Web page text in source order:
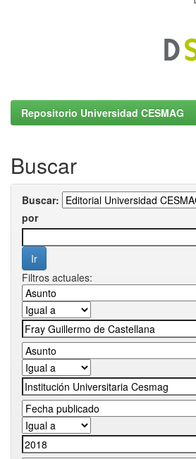
Repositorio Universidad CESMAG
Buscar
Buscar:
por
Filtros actuales: